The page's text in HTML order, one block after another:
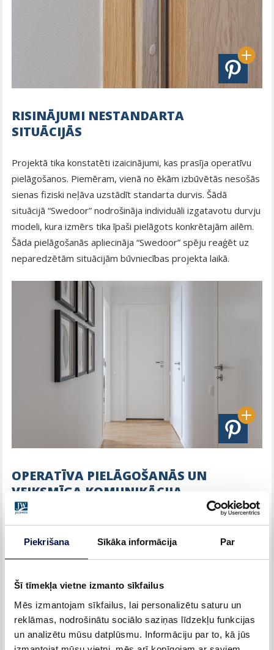
Piekrišana Sīkāka informācija Par
Šī tīmekļa vietne izmanto sīkfailus
Mēs izmantojam sīkfailus, lai personalizētu saturu un
reklāmas, nodrošinātu sociālo saziņas līdzekļu funkcijas
un analizētu mūsu datplūsmu. Informāciju par to, kā jūs
RISINĀJUMI NESTANDARTA
SITUĀCIJĀS
Projektā tika konstatēti izaicinājumi, kas prasīja operatīvu
pielāgošanos. Piemēram, vienā no ēkām izbūvētās nesošās
sienas fiziski neļāva uzstādīt standarta durvis. Šādā
situācijā “Swedoor” nodrošināja individuāli izgatavotu durvju
modeli, kura izmērs tika īpaši pielāgots konkrētajām ailēm.
Šāda pielāgošanās apliecināja “Swedoor” spēju reaģēt uz
neparedzētām situācijām būvniecības projekta laikā.
OPERATĪVA PIELĀGOŠANĀS UN
VEIKSMĪGA KOMUNIKĀCIJA
Liels uzsvars tika likts uz piegādes termiņu ievērošanu,
rūpīgu loģistikas plānošanu un savlaicīgu komunikāciju ar
izpildi. Tika meklēti un ieviesti risinājumi sadarbībā ar citiem
projektā iesaistītajiem uzņēmumiem, lai nodrošinātu, ka
montāžas process un apdare tiek veikta precīzi un
kvalitatīvi.